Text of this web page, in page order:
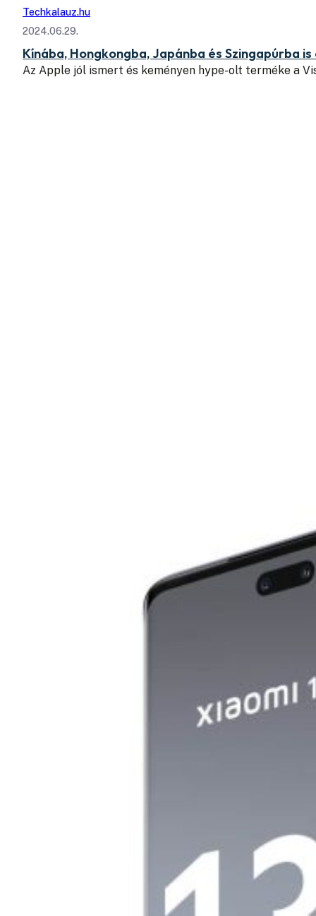
Techkalauz.hu
2024.06.29.
Kínába, Hongkongba, Japánba és Szingapúrba
Az Apple jól ismert és keményen hype-olt terméke a